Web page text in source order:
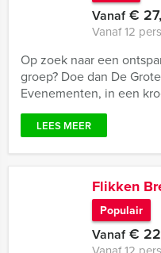
Vanaf€
Vanaf 12
Op zoek naar een
groep? Doe dan De
Evenementen, in een
LEES MEER
Flikken
Populair
Vanaf€